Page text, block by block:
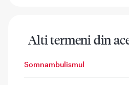
Alti termeni din
Somnambulismul